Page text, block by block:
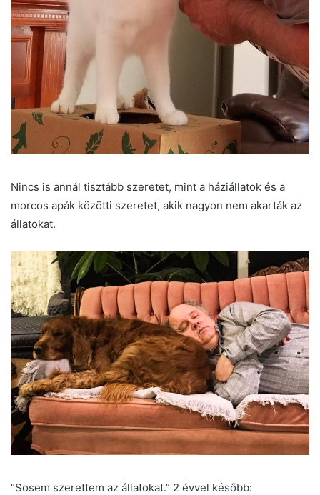
Nincs is annál tisztább szeretet, mint a háziállatok és a
morcos apák közötti szeretet, akik nagyon nem akarták az
állatokat.
“Sosem szerettem az állatokat.” 2 évvel később: